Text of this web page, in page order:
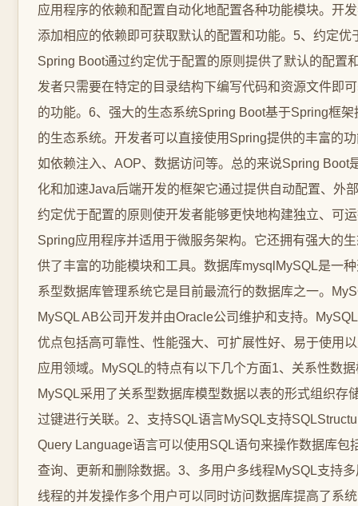
应用程序的依赖和配置自动化地配置各种功能模块。开
添加相应的依赖即可获取默认的配置和功能。5、约定优
Spring Boot通过约定优于配置的原则提供了默认的配置
发者只需要在特定的目录结构下编写代码和资源文件即
的功能。6、强大的生态系统Spring Boot基于Spring框架
的生态系统。开发者可以直接使用Spring提供的丰富的
如依赖注入、AOP、数据访问等。总的来说Spring Boot
化和加速Java后端开发的框架它通过提供自动配置、外
约定优于配置的原则使开发者能够更快地构建独立、可
Spring应用程序并适用于微服务架构。它还拥有强大的
供了丰富的功能模块和工具。数据库mysqlMySQL是一
系型数据库管理系统它是目前最流行的数据库之一。
MySQL AB公司开发并由Oracle公司维护和支持。
优点包括高可靠性、性能强大、可扩展性好、易于使用
应用领域。MySQL的特点有以下几个方面1、关系性数
MySQL采用了关系型数据库模型数据以表的形式组织存
过键进行关联。2、支持SQL语言MySQL支持
Query Language语言可以使用SQL语句来操作数据库包
查询、更新和删除数据。3、多用户多线程MySQL支持
线程的并发操作多个用户可以同时访问数据库提高了系